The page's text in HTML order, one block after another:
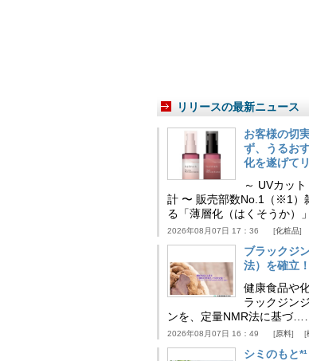
リリースの最新ニュース
お客様の切
ず、うるお
化を遂げて
～ UVカッ
計 〜 販売部数No.1（※1）
る「薄層化（はくそうか）
2026年08月07日 17：36 化粧品
ブラックジ
法）を確立
健康食品や
ラックジン
ンを、定量NMR法に基づ……
2026年08月07日 16：49 原料
シミのもと